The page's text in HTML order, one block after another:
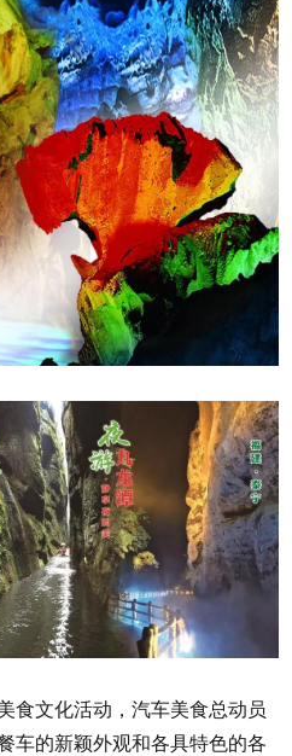
食文化活动，汽车美食总动员
车的新颖外观和各具特色的各